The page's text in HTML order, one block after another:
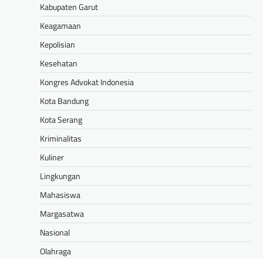
Kabupaten Garut
Keagamaan
Kepolisian
Kesehatan
Kongres Advokat Indonesia
Kota Bandung
Kota Serang
Kriminalitas
Kuliner
Lingkungan
Mahasiswa
Margasatwa
Nasional
Olahraga